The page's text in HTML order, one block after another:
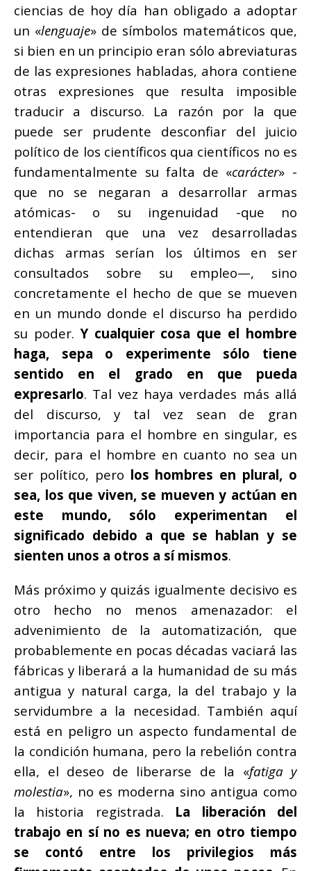
ciencias de hoy día han obligado a adoptar
un «lenguaje» de símbolos matemáticos que,
si bien en un principio eran sólo abreviaturas
de las expresiones habladas, ahora contiene
otras expresiones que resulta imposible
traducir a discurso. La razón por la que
puede ser prudente desconfiar del juicio
político de los científicos qua científicos no es
fundamentalmente su falta de «carácter» -
que no se negaran a desarrollar armas
atómicas- o su ingenuidad -que no
entendieran que una vez desarrolladas
dichas armas serían los últimos en ser
consultados sobre su empleo—, sino
concretamente el hecho de que se mueven
en un mundo donde el discurso ha perdido
su poder.Y cualquier cosa que el hombre
haga, sepa o experimente sólo tiene
sentido en el grado en que pueda
expresarlo. Tal vez haya verdades más allá
del discurso, y tal vez sean de gran
importancia para el hombre en singular, es
decir, para el hombre en cuanto no sea un
ser político, pero los hombres en plural, o
sea, los que viven, se mueven y actúan en
este mundo, sólo experimentan el
significado debido a que se hablan y se
sienten unos a otros a sí mismos.
Más próximo y quizás igualmente decisivo es
otro hecho no menos amenazador: el
advenimiento de la automatización, que
probablemente en pocas décadas vaciará las
fábricas y liberará a la humanidad de su más
antigua y natural carga, la del trabajo y la
servidumbre a la necesidad. También aquí
está en peligro un aspecto fundamental de
la condición humana, pero la rebelión contra
ella, el deseo de liberarse de la «fatiga y
molestia», no es moderna sino antigua como
la historia registrada. La liberación del
trabajo en sí no es nueva; en otro tiempo
se contó entre los privilegios más